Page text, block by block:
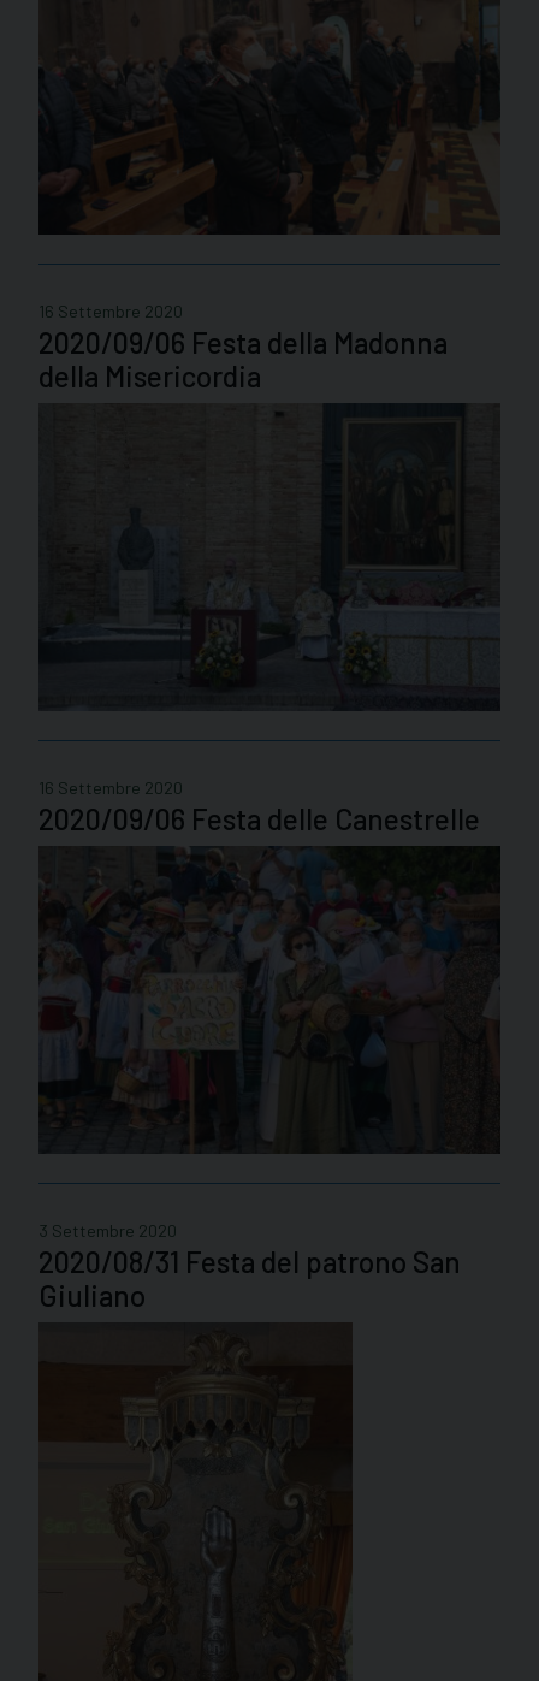
16 Settembre 2020
2020/09/06 Festa della Madonna
della Misericordia
16 Settembre 2020
2020/09/06 Festa delle Canestrelle
3 Settembre 2020
2020/08/31 Festa del patrono San
Giuliano